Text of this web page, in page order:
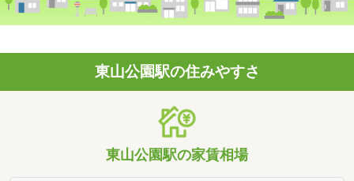
東山公園駅の住みやすさ
東山公園駅の家賃相場